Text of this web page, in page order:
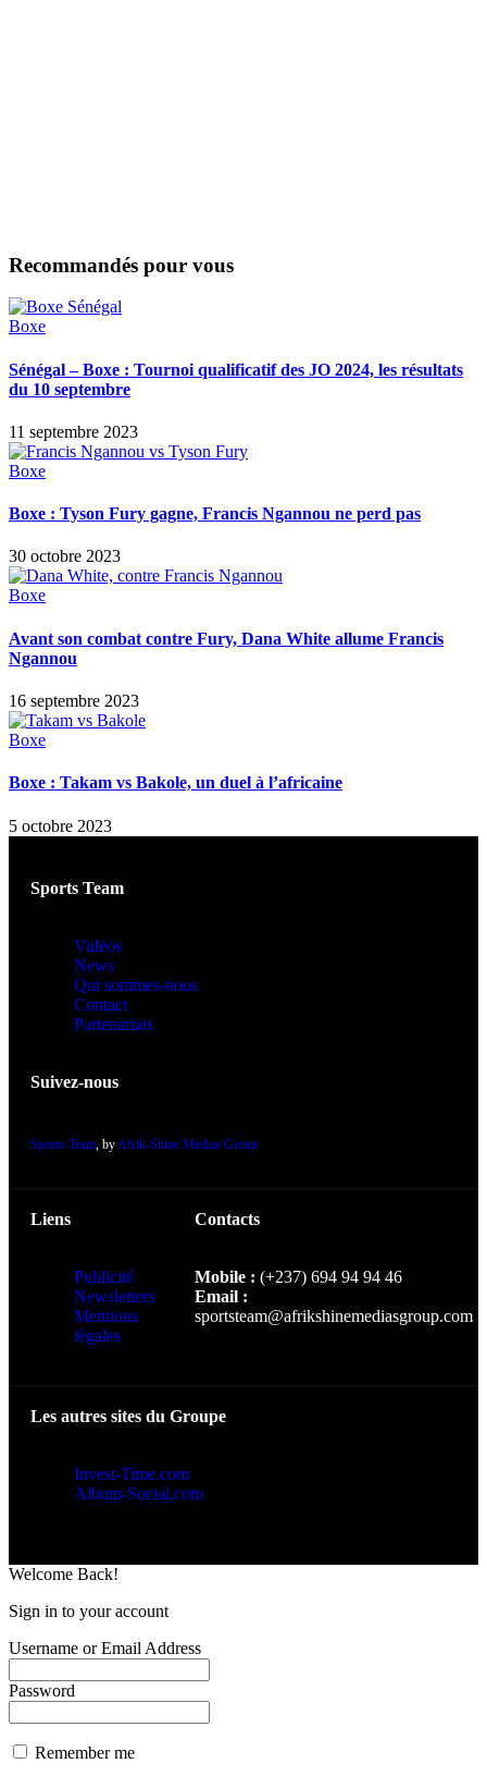
Recommandés pour vous
Boxe
Sénégal – Boxe : Tournoi qualificatif des JO 2024, les résultats
du 10 septembre
11 septembre 2023
Boxe
Boxe : Tyson Fury gagne, Francis Ngannou ne perd pas
30 octobre 2023
Boxe
Avant son combat contre Fury, Dana White allume Francis
Ngannou
16 septembre 2023
Boxe
Boxe : Takam vs Bakole, un duel à l’africaine
5 octobre 2023
Sports Team
Vidéos
News
Qui sommes-nous
Contact
Partenariats
Suivez-nous
Sports-Team , by Afrik-Shine Medias Group
Liens
Publicité
Newsletters
Mentions
légales
Contacts
Mobile :(+237) 694 94 94 46
Email :
sportsteam@afrikshinemediasgroup.com
Les autres sites du Groupe
Invest-Time.com
Album-Social.com
Welcome Back!
Sign in to your account
Username or Email Address
Password
Remember me